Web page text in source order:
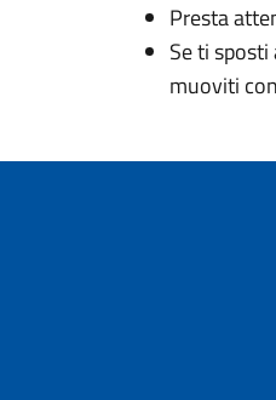
Presta
Se ti
muoviti